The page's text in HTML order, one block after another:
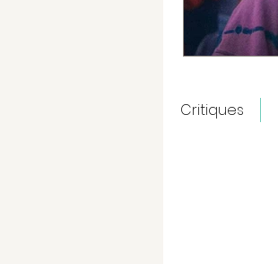
Critiques